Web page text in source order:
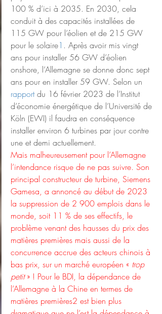
100 % d’ici à 2035. En 2030, cela
conduit à des capacités installées de
115 GW pour l’éolien et de 215 GW
pour le solaire1 . Après avoir mis vingt
ans pour installer 56 GW d’éolien
onshore, l’Allemagne se donne donc sept
ans pour en installer 59 GW. Selon un
rapport du 16 février 2023 de l’Institut
d’économie énergétique de l’Université de
Köln (EWI) il faudra en conséquence
installer environ 6 turbines par jour contre
une et demi actuellement.
Mais malheureusement pour l’Allemagne
l’intendance risque de ne pas suivre. Son
principal constructeur de turbine, Siemens
Gamesa, a annoncé au début de 2023
la suppression de 2 900 emplois dans le
monde, soit 11 % de ses effectifs, le
problème venant des hausses du prix des
matières premières mais aussi de la
concurrence accrue des acteurs chinois à
bas prix, sur un marché européen « trop
petit » ! Pour le BDI, la dépendance de
l’Allemagne à la Chine en termes de
matières premières2 est bien plus